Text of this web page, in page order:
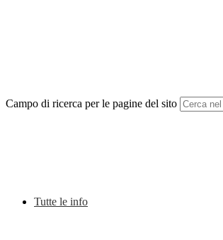
Campo di ricerca per le pagine del sito
Tutte le info